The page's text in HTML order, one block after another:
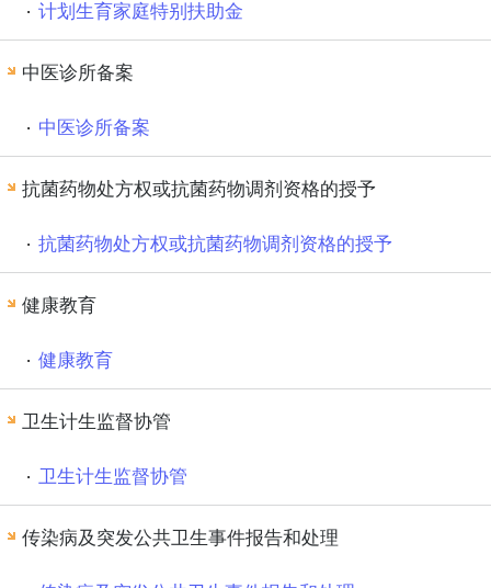
计划生育家庭特别扶助金
中医诊所备案
中医诊所备案
抗菌药物处方权或抗菌药物调剂资格的授予
抗菌药物处方权或抗菌药物调剂资格的授予
健康教育
健康教育
卫生计生监督协管
卫生计生监督协管
传染病及突发公共卫生事件报告和处理